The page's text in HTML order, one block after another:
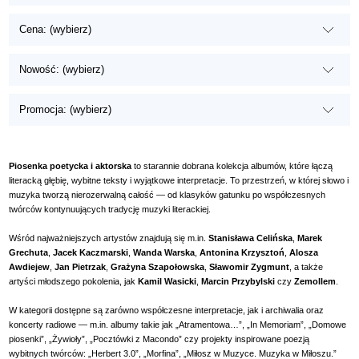
Cena: (wybierz)
Nowość: (wybierz)
Promocja: (wybierz)
Piosenka poetycka i aktorska to starannie dobrana kolekcja albumów, które łączą
literacką głębię, wybitne teksty i wyjątkowe interpretacje. To przestrzeń, w której słowo i
muzyka tworzą nierozerwalną całość — od klasyków gatunku po współczesnych
twórców kontynuujących tradycję muzyki literackiej.
Wśród najważniejszych artystów znajdują się m.in. Stanisława Celińska Marek
Grechuta Jacek Kaczmarski Wanda Warska Antonina Krzysztoń Alosza
Awdiejew Jan Pietrzak Grażyna Szapołowska Sławomir Zygmunt , a także
artyści młodszego pokolenia, jak Kamil Wasicki Marcin Przybylski czy Zemollem
W kategorii dostępne są zarówno współczesne interpretacje, jak i archiwalia oraz
koncerty radiowe — m.in. albumy takie jak „Atramentowa…”, „In Memoriam”, „Domowe
piosenki”, „Żywioły”, „Pocztówki z Macondo” czy projekty inspirowane poezją
wybitnych twórców: „Herbert 3.0”, „Morfina”, „Miłosz w Muzyce. Muzyka w Miłoszu.”